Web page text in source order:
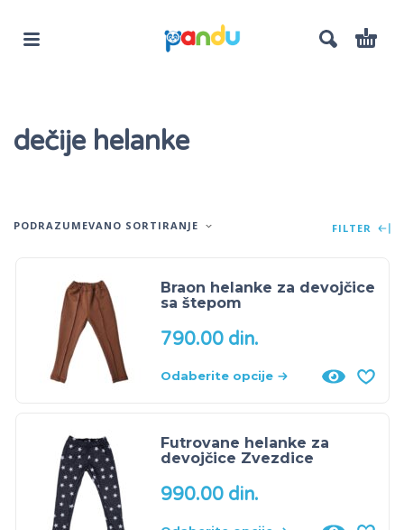
dečije helanke
PODRAZUMEVANO SORTIRANJE FILTER
Braon helanke za devojčice
sa štepom
790.00 din.
Odaberite opcije
Futrovane helanke za
devojčice Zvezdice
990.00 din.